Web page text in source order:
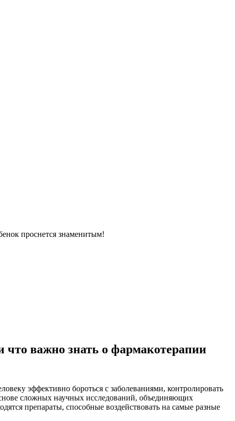
проснется знаменитым!
важно знать о фармакотерапии
эффективно бороться с заболеваниями, контролировать
сложных научных исследований, объединяющих
препараты, способные воздействовать на самые разные